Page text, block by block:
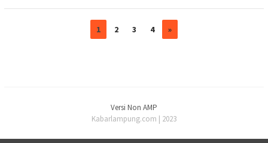
1 2 3 4 »
Versi Non AMP
Kabarlampung.com | 2023